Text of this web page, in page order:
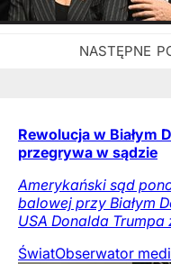
Rewolucja w Białym
przegrywa w sądzie
Amerykański sąd
balowej przy Białym
USA Donalda
ŚwiatObserwator